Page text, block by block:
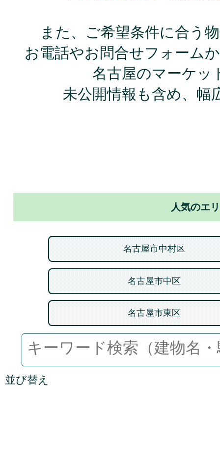
また、ご希望条件に合う
お電話やお問合せフォーム
名古屋のマーケッ
未公開情報も含め、幅
人気のエ
名古屋市中村区
名古屋市中区
名古屋市東区
並び替え